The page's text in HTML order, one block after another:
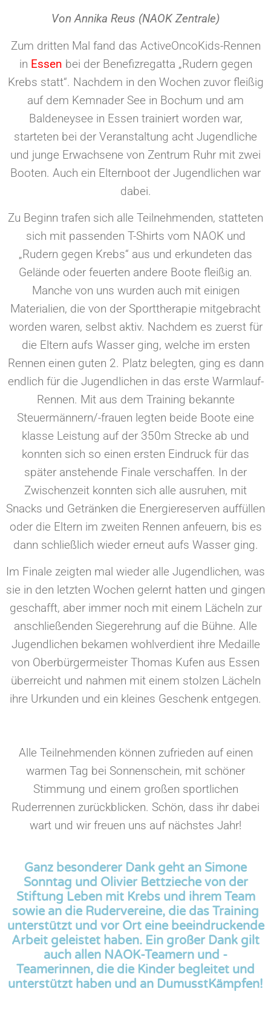
Von Annika Reus (NAOK Zentrale)
Zum dritten Mal fand das ActiveOncoKids-Rennen
in Essen bei der Benefizregatta „Rudern gegen
Krebs statt“. Nachdem in den Wochen zuvor fleißig
auf dem Kemnader See in Bochum und am
Baldeneysee in Essen trainiert worden war,
starteten bei der Veranstaltung acht Jugendliche
und junge Erwachsene von Zentrum Ruhr mit zwei
Booten. Auch ein Elternboot der Jugendlichen war
dabei.
Zu Beginn trafen sich alle Teilnehmenden, statteten
sich mit passenden T-Shirts vom NAOK und
„Rudern gegen Krebs“ aus und erkundeten das
Gelände oder feuerten andere Boote fleißig an.
Manche von uns wurden auch mit einigen
Materialien, die von der Sporttherapie mitgebracht
worden waren, selbst aktiv. Nachdem es zuerst für
die Eltern aufs Wasser ging, welche im ersten
Rennen einen guten 2. Platz belegten, ging es dann
endlich für die Jugendlichen in das erste Warmlauf-
Rennen. Mit aus dem Training bekannte
Steuermännern/-frauen legten beide Boote eine
klasse Leistung auf der 350m Strecke ab und
konnten sich so einen ersten Eindruck für das
später anstehende Finale verschaffen. In der
Zwischenzeit konnten sich alle ausruhen, mit
Snacks und Getränken die Energiereserven auffüllen
oder die Eltern im zweiten Rennen anfeuern, bis es
dann schließlich wieder erneut aufs Wasser ging.
Im Finale zeigten mal wieder alle Jugendlichen, was
sie in den letzten Wochen gelernt hatten und gingen
geschafft, aber immer noch mit einem Lächeln zur
anschließenden Siegerehrung auf die Bühne. Alle
Jugendlichen bekamen wohlverdient ihre Medaille
von Oberbürgermeister Thomas Kufen aus Essen
überreicht und nahmen mit einem stolzen Lächeln
ihre Urkunden und ein kleines Geschenk entgegen.
Alle Teilnehmenden können zufrieden auf einen
warmen Tag bei Sonnenschein, mit schöner
Stimmung und einem großen sportlichen
Ruderrennen zurückblicken. Schön, dass ihr dabei
wart und wir freuen uns auf nächstes Jahr!
Ganz besonderer Dank geht an Simone
Sonntag und Olivier Bettzieche von der
Stiftung Leben mit Krebs und ihrem Team
sowie an die Rudervereine, die das Training
unterstützt und vor Ort eine beeindruckende
Arbeit geleistet haben. Ein großer Dank gilt
auch allen NAOK-Teamern und -
Teamerinnen, die die Kinder begleitet und
unterstützt haben und an DumusstKämpfen!